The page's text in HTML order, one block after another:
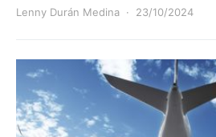
Lenny Durán Medina 23/10/2024